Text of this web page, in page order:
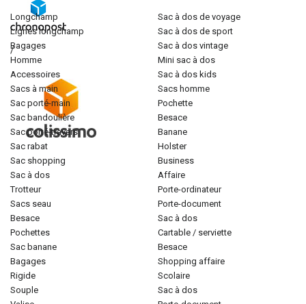
/
longchamp
lignes longchamp
bagages
homme
accessoires
sacs à main
sac porté-main
sac bandoulière
sac porté-travers
sac rabat
sac shopping
sac à dos
trotteur
sacs seau
besace
pochettes
sac banane
bagages
rigide
souple
sac à dos de voyage
sac à dos de sport
sac à dos vintage
mini sac à dos
sac à dos kids
sacs homme
pochette
besace
banane
holster
business
affaire
porte-ordinateur
porte-document
sac à dos
cartable / serviette
besace
shopping affaire
scolaire
sac à dos